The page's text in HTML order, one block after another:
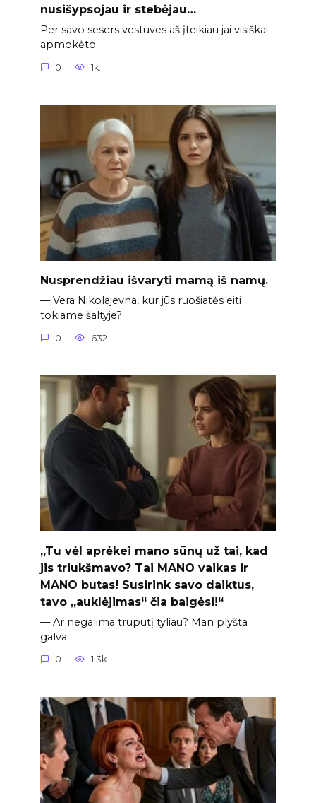
nusišypsojau ir stebėjau…
Per savo sesers vestuves aš įteikiau jai visiškai
apmokėto
0 1k.
Nusprendžiau išvaryti mamą iš namų.
— Vera Nikolajevna, kur jūs ruošiatės eiti
tokiame šaltyje?
0 632
„Tu vėl aprėkei mano sūnų už tai, kad
jis triukšmavo? Tai MANO vaikas ir
MANO butas! Susirink savo daiktus,
tavo „auklėjimas“ čia baigėsi!“
— Ar negalima truputį tyliau? Man plyšta
galva.
0 1.3k.